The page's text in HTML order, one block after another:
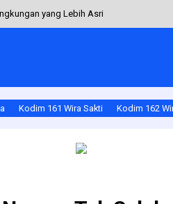
yang Lebih Asri
2 Kostrad Gelar Gerakan Wini
Kodim 161 Wira Sakti Kodim 162